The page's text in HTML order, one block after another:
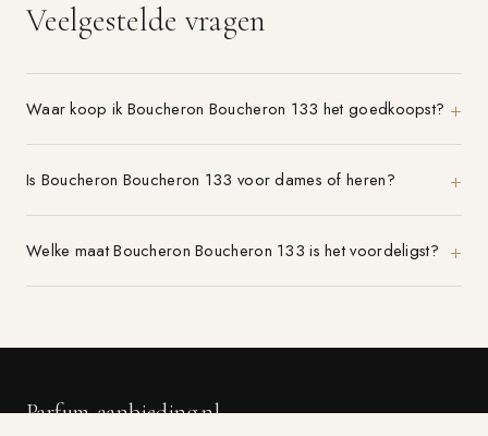
Veelgestelde vragen
Waar koop ik Boucheron Boucheron 133 het goedkoopst?
Is Boucheron Boucheron 133 voor dames of heren?
Welke maat Boucheron Boucheron 133 is het voordeligst?
Parfum-aanbieding.nl